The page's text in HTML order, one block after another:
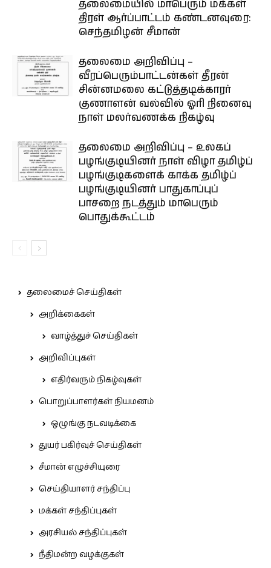
தலைமையில் மாபெரும் மக்கள்
திரள் ஆர்ப்பாட்டம் கண்டனவுரை:
செந்தமிழன் சீமான்
தலைமை அறிவிப்பு –
வீரப்பெரும்பாட்டன்கள் தீரன்
சின்னமலை கட்டுத்தடிக்காரர்
குணாளன் வல்வில் ஓரி நினைவு
நாள் மலர்வணக்க நிகழ்வு
தலைமை அறிவிப்பு – உலகப்
பழங்குடியினர் நாள் விழா தமிழ்ப்
பழங்குடிகளைக் காக்க தமிழ்ப்
பழங்குடியினர் பாதுகாப்புப்
பாசறை நடத்தும் மாபெரும்
பொதுக்கூட்டம்
தலைமைச் செய்திகள்
அறிக்கைகள்
வாழ்த்துச் செய்திகள்
அறிவிப்புகள்
எதிர்வரும் நிகழ்வுகள்
பொறுப்பாளர்கள் நியமனம்
ஒழுங்கு நடவடிக்கை
துயர் பகிர்வுச் செய்திகள்
சீமான் எழுச்சியுரை
செய்தியாளர் சந்திப்பு
மக்கள் சந்திப்புகள்
அரசியல் சந்திப்புகள்
நீதிமன்ற வழக்குகள்